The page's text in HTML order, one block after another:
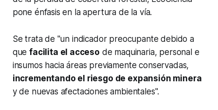
pone énfasis en la apertura de la vía.
Se trata de "un indicador preocupante debido a
quefacilita el acceso de maquinaria, personal e
insumos hacia áreas previamente conservadas,
incrementando el riesgo de expansión minera
y de nuevas afectaciones ambientales".